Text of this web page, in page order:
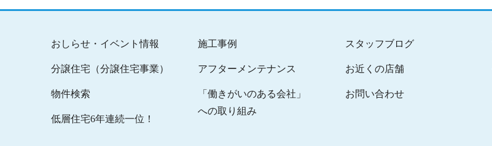
おしらせ・イベント情報
分譲住宅（分譲住宅事業）
物件検索
低層住宅6年連続一位！
施工事例
アフターメンテナンス
「働きがいのある会社」
への取り組み
スタッフブログ
お近くの店舗
お問い合わせ